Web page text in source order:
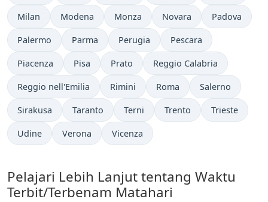
Milan Modena Monza Novara Padova
Palermo Parma Perugia Pescara
Piacenza Pisa Prato Reggio Calabria
Reggio nell'Emilia Rimini Roma Salerno
Sirakusa Taranto Terni Trento Trieste
Udine Verona Vicenza
Pelajari Lebih Lanjut tentang Waktu
Terbit/Terbenam Matahari